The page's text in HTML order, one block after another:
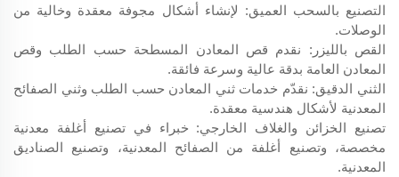
التصنيع بالسحب العميق: لإنشاء أشكال مجوفة معقدة وخالية من
الوصلات.
القص بالليزر: نقدم قص المعادن المسطحة حسب الطلب وقص
المعادن العامة بدقة عالية وسرعة فائقة.
الثني الدقيق: نقدّم خدمات ثني المعادن حسب الطلب وثني الصفائح
المعدنية لأشكال هندسية معقدة.
تصنيع الخزائن والغلاف الخارجي: خبراء في تصنيع أغلفة معدنية
مخصصة، وتصنيع أغلفة من الصفائح المعدنية، وتصنيع الصناديق
المعدنية.